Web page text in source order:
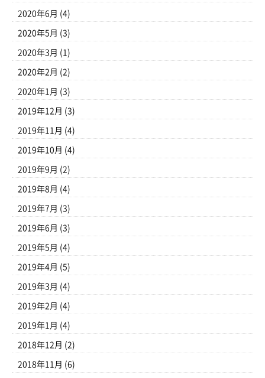
2020年6月 (4)
2020年5月 (3)
2020年3月 (1)
2020年2月 (2)
2020年1月 (3)
2019年12月 (3)
2019年11月 (4)
2019年10月 (4)
2019年9月 (2)
2019年8月 (4)
2019年7月 (3)
2019年6月 (3)
2019年5月 (4)
2019年4月 (5)
2019年3月 (4)
2019年2月 (4)
2019年1月 (4)
2018年12月 (2)
2018年11月 (6)